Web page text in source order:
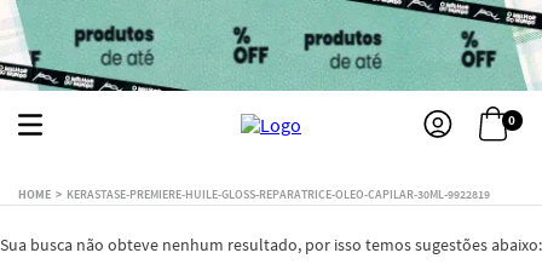
0
KERASTASE-PREMIERE-HUILE-GLOSS-REPARATRICE-OLEO-CAPILAR-30ML-9922819
Sua busca não obteve nenhum resultado, por isso temos sugestões abaixo: